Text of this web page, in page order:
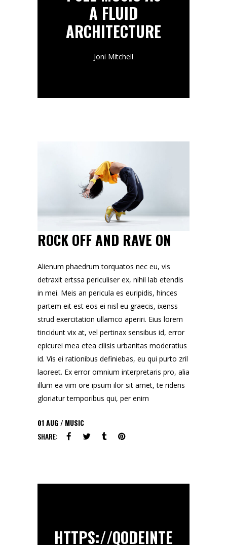
A FLUID
ARCHITECTURE
Joni Mitchell
ROCK OFF AND RAVE ON
Alienum phaedrum torquatos nec eu, vis
detraxit ertssa periculiser ex, nihil lab etendis
in mei. Meis an pericula es euripidis, hinces
partem eit est eos ei nisl eu graecis, ixenss
strud exercitation ullamco aperiri. Eius lorem
tincidunt vix at, vel pertinax sensibus id, error
epicurei mea etea cilisis urbanitas moderatius
id. Vis ei rationibus definiebas, eu qui purto zril
laoreet. Ex error omnium interpretaris pro, alia
illum ea vim ore ipsum ilor sit amet, te ridens
gloriatur temporibus qui, per enim
01AUG
MUSIC
SHARE:
HTTPS://QODEINTE